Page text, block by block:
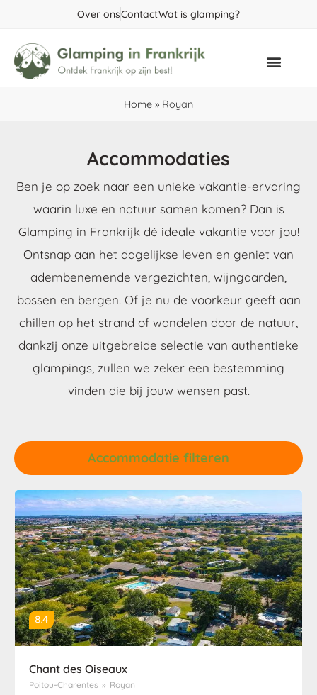
Over onsContactWat is glamping?
Home » Royan
Accommodaties
Ben je op zoek naar een unieke vakantie-ervaring
waarin luxe en natuur samen komen? Dan is
Glamping in Frankrijk dé ideale vakantie voor jou!
Ontsnap aan het dagelijkse leven en geniet van
adembenemende vergezichten, wijngaarden,
bossen en bergen. Of je nu de voorkeur geeft aan
chillen op het strand of wandelen door de natuur,
dankzij onze uitgebreide selectie van authentieke
glampings, zullen we zeker een bestemming
vinden die bij jouw wensen past.
Accommodatie filteren
8.4
Chant des Oiseaux
Poitou-Charentes » Royan